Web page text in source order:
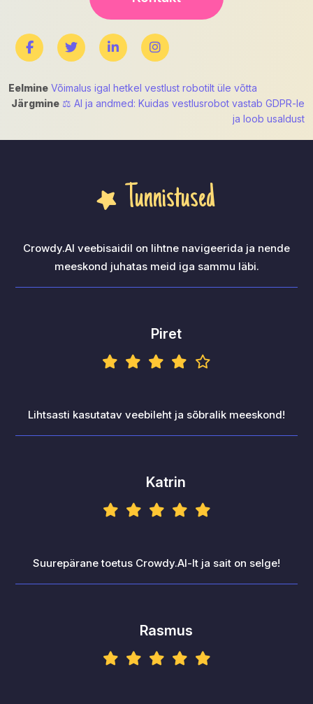
Navigeerimine
Eelmine Võimalus igal hetkel vestlust robotilt üle võtta
Järgmine ⚖ AI ja andmed: Kuidas vestlusrobot vastab GDPR-le
ja loob usaldust
Tunnistused
Crowdy.AI veebisaidil on lihtne navigeerida ja nende
meeskond juhatas meid iga sammu läbi.
Piret
Lihtsasti kasutatav veebileht ja sõbralik meeskond!
Katrin
Suurepärane toetus Crowdy.AI-lt ja sait on selge!
Rasmus